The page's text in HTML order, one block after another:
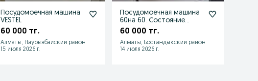
Посудомоечная машина
VESTEL
60 000 тг.
Алматы, Наурызбайский район
15 июля 2026 г.
Посудомоечная машина
60на 60. Состояние
хорошее.
60 000 тг.
Алматы, Бостандыкский район
14 июля 2026 г.